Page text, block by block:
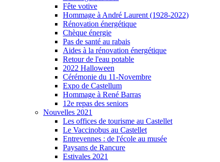
Fête votive
Hommage à André Laurent (1928-2022)
Rénovation énergétique
Chèque énergie
Pas de santé au rabais
Aides à la rénovation énergétique
Retour de l'eau potable
2022 Halloween
Cérémonie du 11-Novembre
Expo de Castellum
Hommage à René Barras
12e repas des seniors
Nouvelles 2021
Les offices de tourisme au Castellet
Le Vaccinobus au Castellet
Entrevennes : de l'école au musée
Paysans de Rancure
Estivales 2021